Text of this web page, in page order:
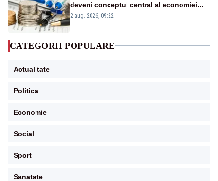
deveni conceptul central al economiei
viitoare?
2 aug. 2026, 09:22
CATEGORII POPULARE
Actualitate
Politica
Economie
Social
Sport
Sanatate